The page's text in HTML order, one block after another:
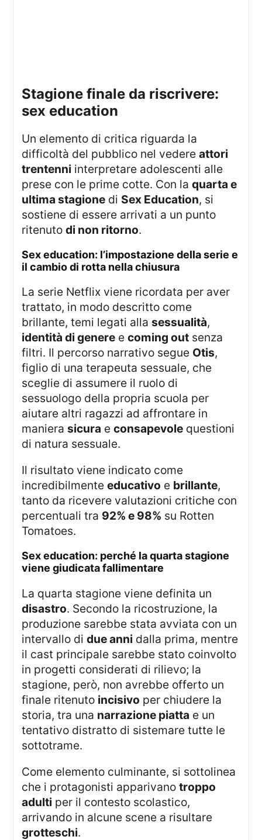
stagione finale da riscrivere:
sex education
Un elemento di critica riguarda la
difficoltà del pubblico nel vedereattori
trentenni interpretare adolescenti alle
prese con le prime cotte. Con laquarta e
ultima stagione di Sex Education, si
sostiene di essere arrivati a un punto
ritenutodi non ritorno.
sex education: l’impostazione della serie e
il cambio di rotta nella chiusura
La serie Netflix viene ricordata per aver
trattato, in modo descritto come
brillante, temi legati allasessualità,
identità di genere ecoming out senza
filtri. Il percorso narrativo segue Otis,
figlio di una terapeuta sessuale, che
sceglie di assumere il ruolo di
sessuologo della propria scuola per
aiutare altri ragazzi ad affrontare in
manierasicura econsapevole questioni
di natura sessuale.
Il risultato viene indicato come
incredibilmenteeducativo e brillante,
tanto da ricevere valutazioni critiche con
percentuali tra 92% e 98% su Rotten
Tomatoes.
sex education: perché la quarta stagione
viene giudicata fallimentare
La quarta stagione viene definita un
disastro. Secondo la ricostruzione, la
produzione sarebbe stata avviata con un
intervallo didue anni dalla prima, mentre
il cast principale sarebbe stato coinvolto
in progetti considerati di rilievo; la
stagione, però, non avrebbe offerto un
finale ritenuto incisivo per chiudere la
storia, tra una narrazione piatta e un
tentativo distratto di sistemare tutte le
sottotrame.
Come elemento culminante, si sottolinea
che i protagonisti apparivanotroppo
adulti per il contesto scolastico,
arrivando in alcune scene a risultare
grotteschi.